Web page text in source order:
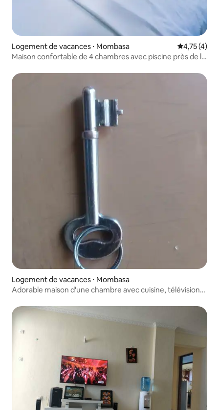
Logement de vacances ⋅ Mombasa Évaluation
4,75 (4)
Maison confortable de 4 chambres avec piscine près de la
Logement de vacances ⋅ Mombasa
Adorable maison d'une chambre avec cuisine, télévision